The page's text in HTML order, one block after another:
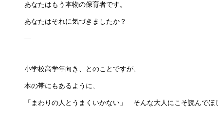
あなたはもう本物の保育者です。
あなたはそれに気づきましたか？
—
小学校高学年向き、とのことですが、
本の帯にもあるように、
「まわりの人とうまくいかない」 そんな大人にこそ読んでほ